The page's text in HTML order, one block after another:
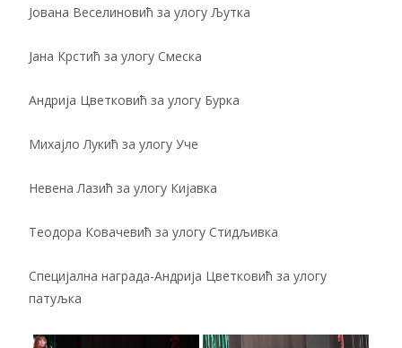
Јована Веселиновић за улогу Љутка
Јана Крстић за улогу Смеска
Андрија Цветковић за улогу Бурка
Михајло Лукић за улогу Уче
Невена Лазић за улогу Кијавка
Теодора Ковачевић за улогу Стидљивка
Специјална награда-Андрија Цветковић за улогу
патуљка